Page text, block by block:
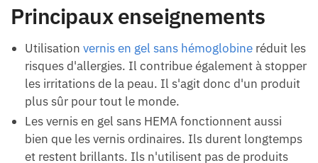
Principaux enseignements
Utilisation vernis en gel sans hémoglobine réduit les
risques d'allergies. Il contribue également à stopper
les irritations de la peau. Il s'agit donc d'un produit
plus sûr pour tout le monde.
Les vernis en gel sans HEMA fonctionnent aussi
bien que les vernis ordinaires. Ils durent longtemps
et restent brillants. Ils n'utilisent pas de produits